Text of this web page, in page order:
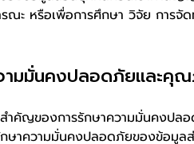
ะ หรือเพื่อการศึกษา วิจัย การจัด
ามมั่นคงปลอดภัยและคุ
ำคัญของการรักษาความมั่นคงป
กษาความมั่นคงปลอดภัยของข้อมู